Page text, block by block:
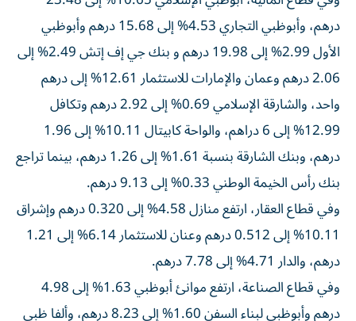
درهم، وأبوظبي التجاري 4.53% إلى 15.68 درهم وأبوظبي
الأول 2.99% إلى 19.98 درهم و بنك جي إف إتش 2.49% إلى
2.06 درهم وعمان والإمارات للاستثمار 12.61% إلى درهم
واحد، والشارقة الإسلامي 0.69% إلى 2.92 درهم وتكافل
12.99% إلى 6 دراهم، والواحة كابيتال 10.11% إلى 1.96
درهم، وبنك الشارقة بنسبة 1.61% إلى 1.26 درهم، بينما تراجع
بنك رأس الخيمة الوطني 0.33% إلى 9.13 درهم.
وفي قطاع العقار، ارتفع منازل 4.58% إلى 0.320 درهم وإشراق
10.11% إلى 0.512 درهم وعنان للاستثمار 6.14% إلى 1.21
درهم، والدار 4.71% إلى 7.78 درهم.
وفي قطاع الصناعة، ارتفع موانئ أبوظبي 1.63% إلى 4.98
درهم وأبوظبي لبناء السفن 1.60% إلى 8.23 درهم، وألفا ظبي